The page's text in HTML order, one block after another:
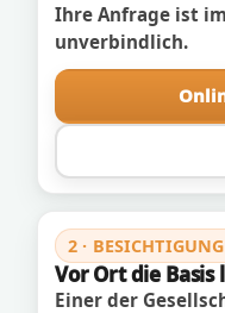
Ihre Anfrage ist
unverbindlich.
2 ·
Vor Ort die Basis
Einer der